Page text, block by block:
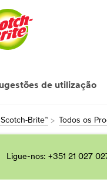
de utilização
Brite™ Todos os
Ligue-nos: +351 21 027